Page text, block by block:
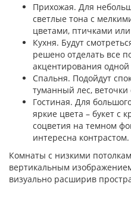
Прихожая. Для
светлые тона с
цветами, птичками
Кухня. Будут
решено отделать все
акцентирования
Спальня. Подойдут
туманный лес,
Гостиная. Для
яркие цвета – букет с
соцветия на темном
интересна контрастом.
Комнаты с низкими
вертикальным
визуально расширив